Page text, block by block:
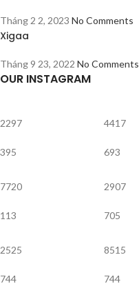
Tháng 2 2, 2023 No Comments
Xigaa
Tháng 9 23, 2022 No Comments
OUR INSTAGRAM
2297
395
4417
693
7720
113
2907
705
2525
744
8515
744